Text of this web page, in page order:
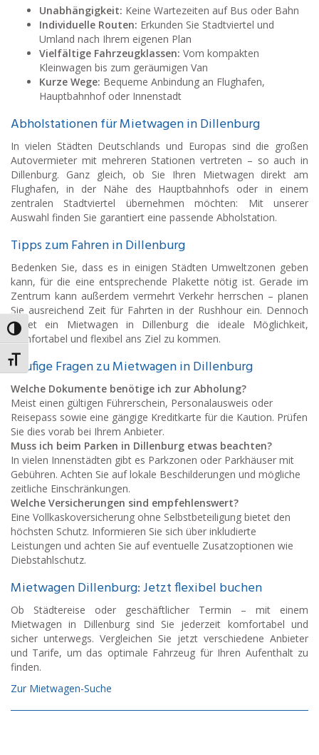
Umschalten auf hohe Kontraste
Schrift vergrößern
Unabhängigkeit: Keine Wartezeiten auf Bus oder Bahn
Individuelle Routen: Erkunden Sie Stadtviertel und
Umland nach Ihrem eigenen Plan
Vielfältige Fahrzeugklassen: Vom kompakten
Kleinwagen bis zum geräumigen Van
Kurze Wege: Bequeme Anbindung an Flughafen,
Hauptbahnhof oder Innenstadt
Abholstationen für Mietwagen in Dillenburg
In vielen Städten Deutschlands und Europas sind die großen
Autovermieter mit mehreren Stationen vertreten – so auch in
Dillenburg. Ganz gleich, ob Sie Ihren Mietwagen direkt am
Flughafen, in der Nähe des Hauptbahnhofs oder in einem
zentralen Stadtviertel übernehmen möchten: Mit unserer
Auswahl finden Sie garantiert eine passende Abholstation.
Tipps zum Fahren in Dillenburg
Bedenken Sie, dass es in einigen Städten Umweltzonen geben
kann, für die eine entsprechende Plakette nötig ist. Gerade im
Zentrum kann außerdem vermehrt Verkehr herrschen – planen
Sie ausreichend Zeit für Fahrten in der Rushhour ein. Dennoch
bietet ein Mietwagen in Dillenburg die ideale Möglichkeit,
komfortabel und flexibel ans Ziel zu kommen.
Häufige Fragen zu Mietwagen in Dillenburg
Welche Dokumente benötige ich zur Abholung?
Meist einen gültigen Führerschein, Personalausweis oder
Reisepass sowie eine gängige Kreditkarte für die Kaution. Prüfen
Sie dies vorab bei Ihrem Anbieter.
Muss ich beim Parken in Dillenburg etwas beachten?
In vielen Innenstädten gibt es Parkzonen oder Parkhäuser mit
Gebühren. Achten Sie auf lokale Beschilderungen und mögliche
zeitliche Einschränkungen.
Welche Versicherungen sind empfehlenswert?
Eine Vollkaskoversicherung ohne Selbstbeteiligung bietet den
höchsten Schutz. Informieren Sie sich über inkludierte
Leistungen und achten Sie auf eventuelle Zusatzoptionen wie
Diebstahlschutz.
Mietwagen Dillenburg: Jetzt flexibel buchen
Ob Städtereise oder geschäftlicher Termin – mit einem
Mietwagen in Dillenburg sind Sie jederzeit komfortabel und
sicher unterwegs. Vergleichen Sie jetzt verschiedene Anbieter
und Tarife, um das optimale Fahrzeug für Ihren Aufenthalt zu
finden.
Zur Mietwagen-Suche